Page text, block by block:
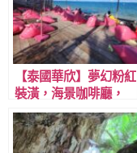
【泰國華欣】夢幻粉紅
裝潢，海景咖啡廳，
Top Seacret Beach
Cafe。